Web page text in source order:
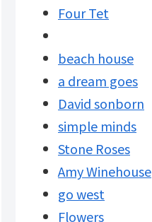
Four Tet
beach house
a dream goes
David sonborn
simple minds
Stone Roses
Amy Winehouse
go west
Flowers